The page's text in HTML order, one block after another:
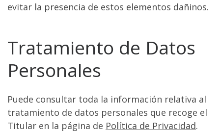
evitar la presencia de estos elementos dañinos.
Tratamiento de Datos
Personales
Puede consultar toda la información relativa al
tratamiento de datos personales que recoge el
Titular en la página de Política de Privacidad.